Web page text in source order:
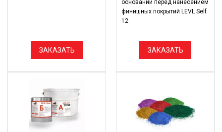
ЗАКАЗАТЬ
оснований перед нанесением
финишных покрытий LEVL Self
12
ЗАКАЗАТЬ